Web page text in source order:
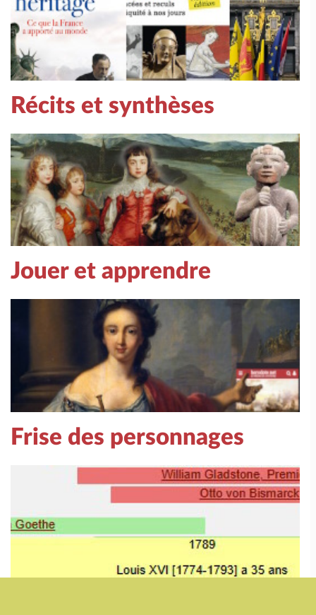
Récits et synthèses
Jouer et apprendre
Frise des personnages